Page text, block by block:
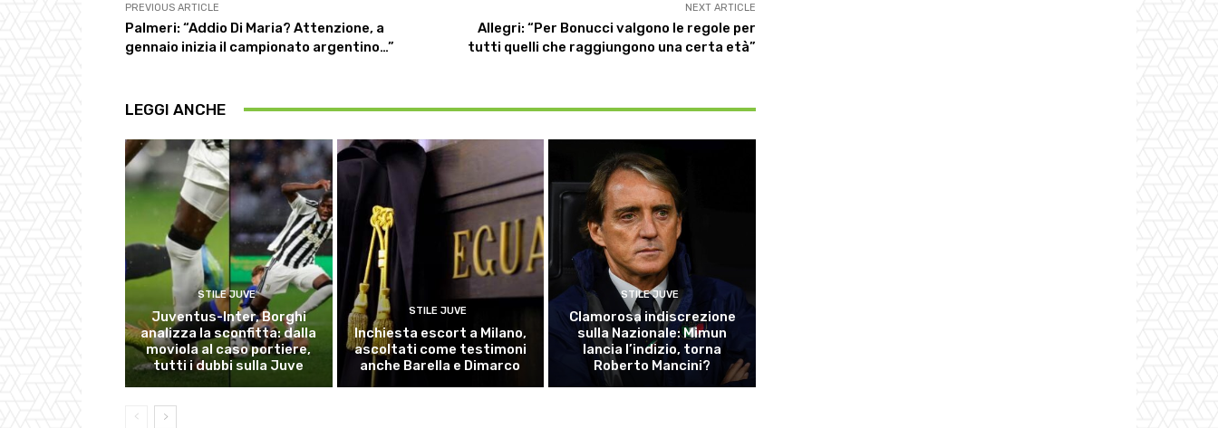
PREVIOUS ARTICLE
Palmeri: “Addio Di Maria? Attenzione, a
gennaio inizia il campionato argentino…”
NEXT ARTICLE
Allegri: “Per Bonucci valgono le regole per
tutti quelli che raggiungono una certa età”
LEGGI ANCHE
STILE JUVE
Juventus-Inter, Borghi
analizza la sconfitta: dalla
moviola al caso portiere,
tutti i dubbi sulla Juve
STILE JUVE
Inchiesta escort a Milano,
ascoltati come testimoni
anche Barella e Dimarco
STILE JUVE
Clamorosa indiscrezione
sulla Nazionale: Mimun
lancia l’indizio, torna
Roberto Mancini?